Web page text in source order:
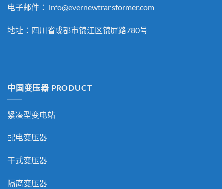
电子邮件： info@evernewtransformer.com
地址：四川省成都市锦江区锦屏路780号
中国变压器 PRODUCT
紧凑型变电站
配电变压器
干式变压器
隔离变压器